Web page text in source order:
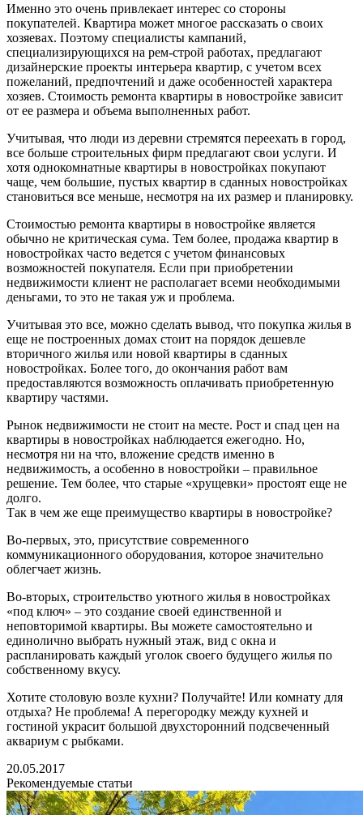
Именно это очень привлекает интерес со стороны
покупателей. Квартира может многое рассказать о своих
хозяевах. Поэтому специалисты кампаний,
специализирующихся на рем-строй работах, предлагают
дизайнерские проекты интерьера квартир, с учетом всех
пожеланий, предпочтений и даже особенностей характера
хозяев. Стоимость ремонта квартиры в новостройке зависит
от ее размера и объема выполненных работ.
Учитывая, что люди из деревни стремятся переехать в город,
все больше строительных фирм предлагают свои услуги. И
хотя однокомнатные квартиры в новостройках покупают
чаще, чем большие, пустых квартир в сданных новостройках
становиться все меньше, несмотря на их размер и планировку.
Стоимостью ремонта квартиры в новостройке является
обычно не критическая сума. Тем более, продажа квартир в
новостройках часто ведется с учетом финансовых
возможностей покупателя. Если при приобретении
недвижимости клиент не располагает всеми необходимыми
деньгами, то это не такая уж и проблема.
Учитывая это все, можно сделать вывод, что покупка жилья в
еще не построенных домах стоит на порядок дешевле
вторичного жилья или новой квартиры в сданных
новостройках. Более того, до окончания работ вам
предоставляются возможность оплачивать приобретенную
квартиру частями.
Рынок недвижимости не стоит на месте. Рост и спад цен на
квартиры в новостройках наблюдается ежегодно. Но,
несмотря ни на что, вложение средств именно в
недвижимость, а особенно в новостройки – правильное
решение. Тем более, что старые «хрущевки» простоят еще не
долго.
Так в чем же еще преимущество квартиры в новостройке?
Во-первых, это, присутствие современного
коммуникационного оборудования, которое значительно
облегчает жизнь.
Во-вторых, строительство уютного жилья в новостройках
«под ключ» – это создание своей единственной и
неповторимой квартиры. Вы можете самостоятельно и
единолично выбрать нужный этаж, вид с окна и
распланировать каждый уголок своего будущего жилья по
собственному вкусу.
Хотите столовую возле кухни? Получайте! Или комнату для
отдыха? Не проблема! А перегородку между кухней и
гостиной украсит большой двухсторонний подсвеченный
аквариум с рыбками.
20.05.2017
Рекомендуемые статьи